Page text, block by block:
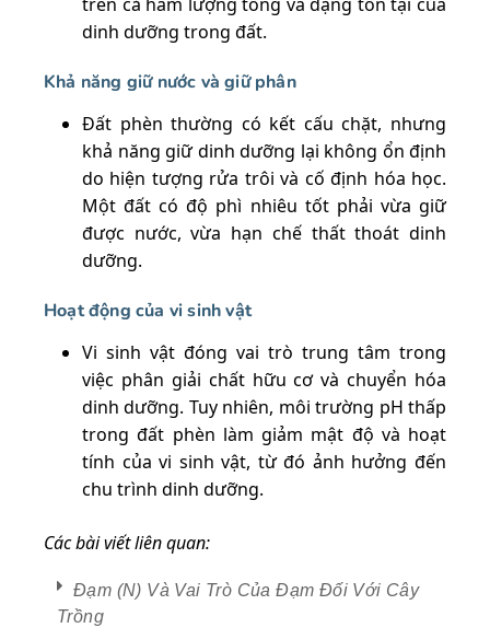
dinh dưỡng trong đất.
Khả năng giữ nước và giữ phân
Đất phèn thường có kết cấu chặt, nhưng
khả năng giữ dinh dưỡng lại không ổn định
do hiện tượng rửa trôi và cố định hóa học.
Một đất có độ phì nhiêu tốt phải vừa giữ
được nước, vừa hạn chế thất thoát dinh
dưỡng.
Hoạt động của vi sinh vật
Vi sinh vật đóng vai trò trung tâm trong
việc phân giải chất hữu cơ và chuyển hóa
dinh dưỡng. Tuy nhiên, môi trường pH thấp
trong đất phèn làm giảm mật độ và hoạt
tính của vi sinh vật, từ đó ảnh hưởng đến
chu trình dinh dưỡng.
Các bài viết liên quan:
Đạm (N) Và Vai Trò Của Đạm Đối Với Cây
Trồng